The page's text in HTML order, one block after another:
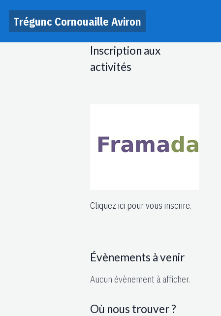
Trégunc Cornouaille Aviron
Inscription aux
activités
Cliquez ici pour vous inscrire.
Évènements à venir
Aucun évènement à afficher.
Où nous trouver ?